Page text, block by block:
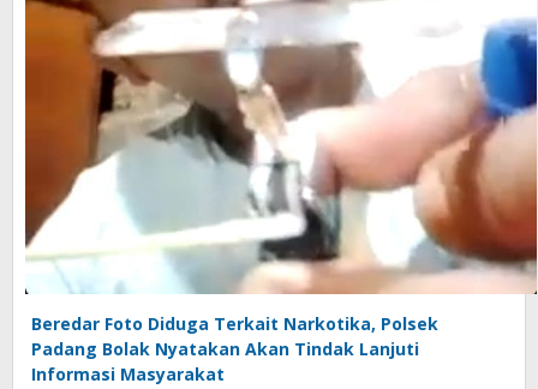
Beredar Foto Diduga Terkait Narkotika, Polsek
Padang Bolak Nyatakan Akan Tindak Lanjuti
Informasi Masyarakat